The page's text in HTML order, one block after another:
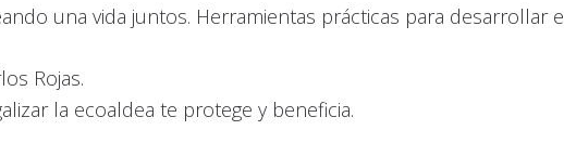
una vida juntos. Herramientas prácticas para desarrollar
Rojas.
la ecoaldea te protege y beneficia.